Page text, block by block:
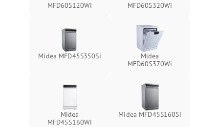
MFD60S120Wi
MFD60S320Wi
Midea MFD45S350Si
Midea
MFD60S370Wi
Midea
MFD45S160Wi
Midea MFD45S160Si